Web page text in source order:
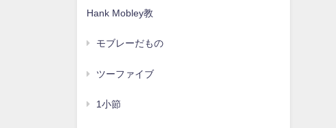
Hank Mobley教
モブレーだもの
ツーファイブ
1小節